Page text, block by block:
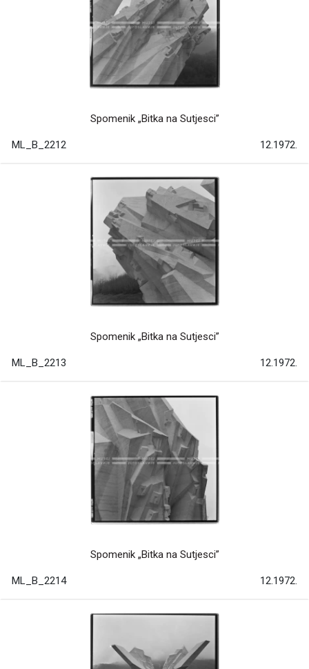
Spomenik „Bitka na Sutjesci”
ML_B_2212 12.1972.
Spomenik „Bitka na Sutjesci”
ML_B_2213 12.1972.
Spomenik „Bitka na Sutjesci”
ML_B_2214 12.1972.